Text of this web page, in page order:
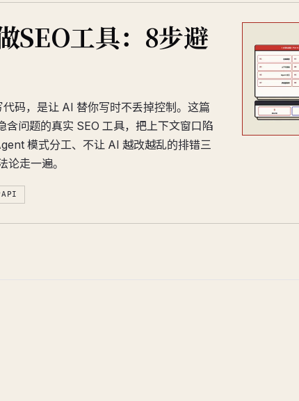
SEO工具：8步避
码，是让 AI 替你写时不丢掉控制。这篇
问题的真实 SEO 工具，把上下文窗口陷
模式分工、不让 AI 越改越乱的排错三
走一遍。